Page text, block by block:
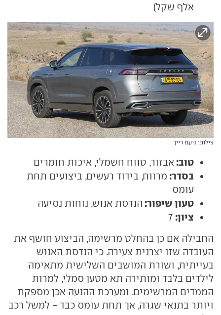
אלף שקל)
צילום: נועם ריין
טוב: אבזור, טווח חשמלי, איכות חומרים
בסדר: מרווח, בידוד רעשים, ביצועים תחת
עומס
טעון שיפור: הנדסת אנוש, נוחות נסיעה
ציון:
החבילה אם כן בהחלט מרשימה, הביצוע חושף את
העובדה שזו יצרנית צעירה. כי הנדסת האנוש
בעייתית, ושורת המושבים השלישית מתאימה
לילדים בלבד ומותירה תא מטען סמלי, למרות
הממדים המרשימים. ומערכת ההנעה אכן מספקת
ויותר בתנאי שגרה, אך תחת עומס כבד - למשל רכב